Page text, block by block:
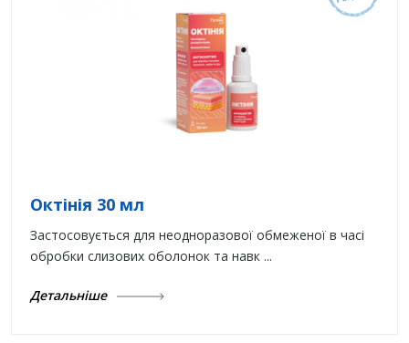
Октінія 30 мл
Застосовується для неодноразової обмеженої в часі
обробки слизових оболонок та навк ...
Детальніше